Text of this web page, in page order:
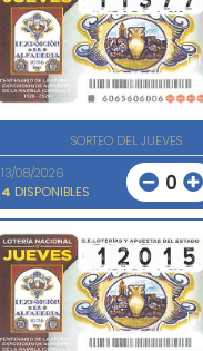
SORTEO DEL JUEVES
13/08/2026
4 DISPONIBLES 0